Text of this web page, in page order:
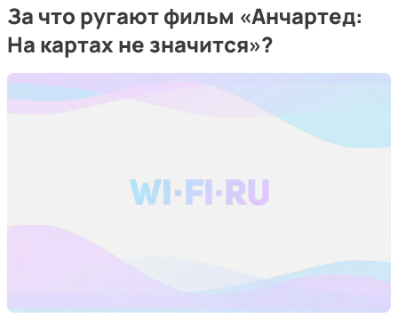
За что ругают фильм «Анчартед:
На картах не значится»?